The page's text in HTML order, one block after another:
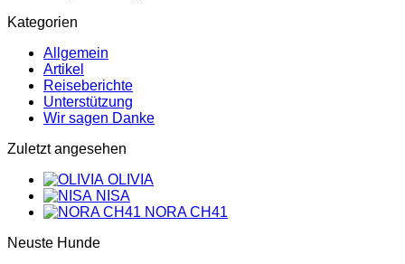
Kategorien
Allgemein
Artikel
Reiseberichte
Unterstützung
Wir sagen Danke
Zuletzt angesehen
OLIVIA
NISA
NORA CH41
Neuste Hunde